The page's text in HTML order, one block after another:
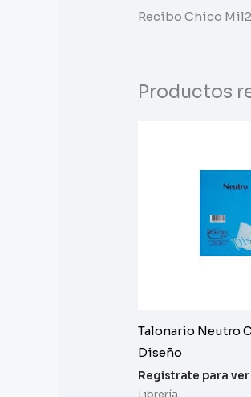
Recibo Chico
Productos
Talonario Neutro
Diseño
Registrate para